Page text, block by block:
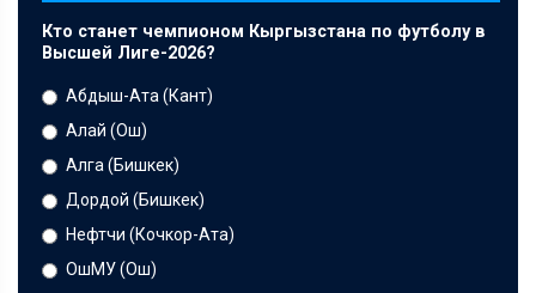
Кто станет чемпионом Кыргызстана по футболу в
Высшей Лиге-2026?
Абдыш-Ата (Кант)
Алай (Ош)
Алга (Бишкек)
Дордой (Бишкек)
Нефтчи (Кочкор-Ата)
ОшМУ (Ош)